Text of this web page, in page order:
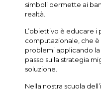
simboli permette ai
realtà.
L’obiettivo è educare i
computazionale, che
problemi applicando
passo sulla strategia
soluzione.
Nella nostra scuola